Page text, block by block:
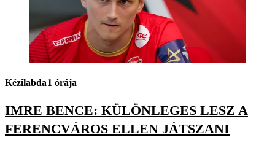
Kézilabda1 órája
IMRE BENCE: KÜLÖNLEGES LESZ A
FERENCVÁROS ELLEN JÁTSZANI